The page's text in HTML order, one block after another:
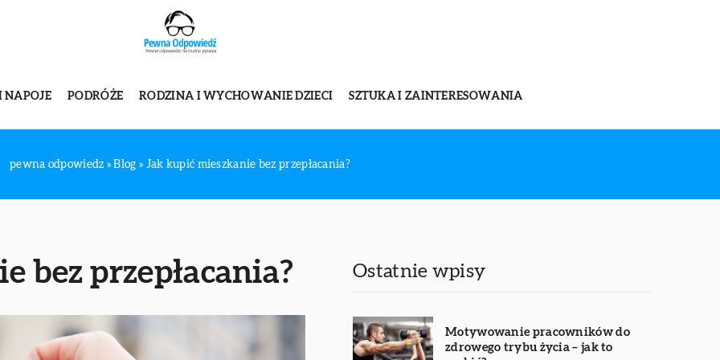
NAPOJE PODRÓŻE RODZINA I WYCHOWANIE DZIECI SZTUKA I ZAINTERESOWANIA
pewna odpowiedz »Blog » Jak kupić mieszkanie bez przepłacania?
bez przepłacania? Ostatnie wpisy
Motywowanie pracowników do
zdrowego trybu życia – jak to